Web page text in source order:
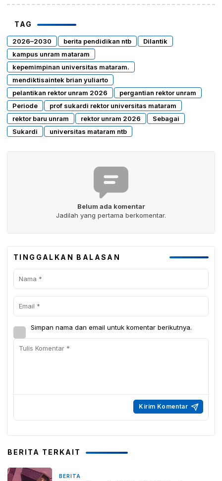
TAG
2026–2030 berita pendidikan ntb
Dilantik
kampus unram mataram
kepemimpinan universitas mataram.
mendiktisaintek brian yuliarto
pelantikan rektor unram 2026
pergantian rektor unram
Periode
prof sukardi rektor universitas mataram
rektor baru unram
rektor unram 2026
Sebagai
Sukardi
universitas mataram ntb
Belum ada komentar
Jadilah yang pertama berkomentar.
TINGGALKAN BALASAN
Simpan nama dan email untuk komentar berikutnya.
BERITA TERKAIT
BERITA